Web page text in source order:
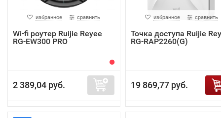
избранное сравнить
Wi-fi роутер Ruijie Reyee
RG-EW300 PRO
2 389,04 руб.
избранное сравнить
Точка доступа Ruijie
RG-RAP2260(G)
19 869,77 руб.